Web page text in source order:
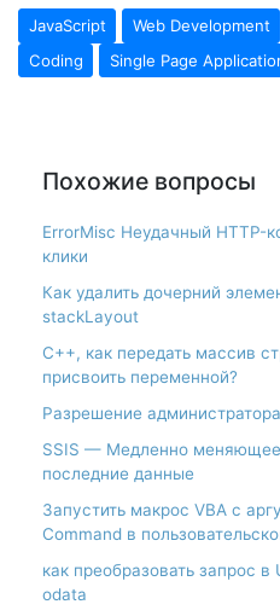
JavaScript Web Development
Coding
Single Page
Похожие вопросы
ErrorMisc Неудачный HTTP-
клики
Как удалить дочерний
stackLayout
С++, как передать массив
присвоить переменной?
Разрешение
SSIS — Медленно
последние данные
Запустить макрос VBA с
Command в
как преобразовать запрос
odata